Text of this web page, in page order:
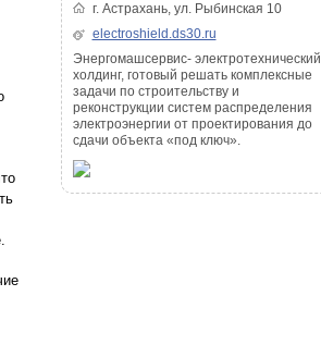
г. Астрахань, ул. Рыбинская 10
electroshield.ds30.ru
Энергомашсервис- электротехнический
холдинг, готовый решать комплексные
задачи по строительству и
реконструкции систем распределения
электроэнергии от проектирования до
сдачи объекта «под ключ».